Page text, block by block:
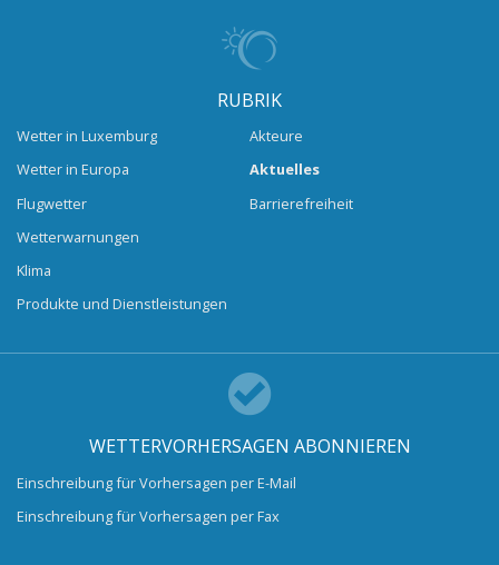
RUBRIK
Wetter in Luxemburg
Wetter in Europa
Flugwetter
Wetterwarnungen
Klima
Produkte und Dienstleistungen
Akteure
Aktuelles
Barrierefreiheit
WETTERVORHERSAGEN ABONNIEREN
Einschreibung für Vorhersagen per E-Mail
Einschreibung für Vorhersagen per Fax